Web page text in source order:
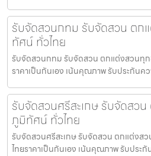
รับจัดสวนกทม รับจัดสวน ตก
ทัศน์ ทั่วไทย
รับจัดสวนกทม รับจัดสวน ตกแต่งสวนทุ
ราคาเป็นกันเอง เน้นคุณภาพ รับประกัน
รับจัดสวนศรีสะเกษ รับจัดสว
ภูมิทัศน์ ทั่วไทย
รับจัดสวนศรีสะเกษ รับจัดสวน ตกแต่ง
ไทยราคาเป็นกันเอง เน้นคุณภาพ รับประ